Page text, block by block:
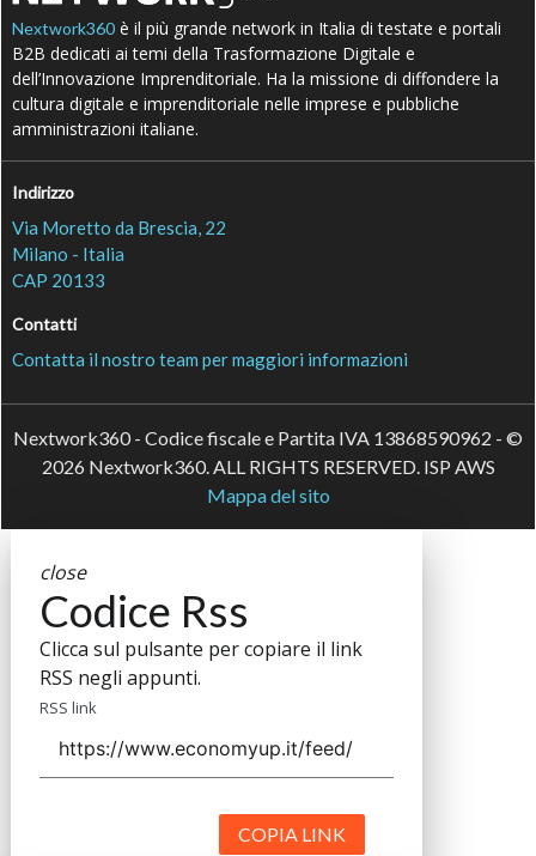
Nextwork360 è il più grande network in Italia di testate e portali
B2B dedicati ai temi della Trasformazione Digitale e
dell’Innovazione Imprenditoriale. Ha la missione di diffondere la
cultura digitale e imprenditoriale nelle imprese e pubbliche
amministrazioni italiane.
Indirizzo
Via Moretto da Brescia, 22
Milano - Italia
CAP 20133
Contatti
Contatta il nostro team per maggiori informazioni
Nextwork360 - Codice fiscale e Partita IVA 13868590962 - ©
2026 Nextwork360. ALL RIGHTS RESERVED. ISP AWS
Mappa del sito
close
Codice Rss
Clicca sul pulsante per copiare il link
RSS negli appunti.
RSS link
COPIA LINK